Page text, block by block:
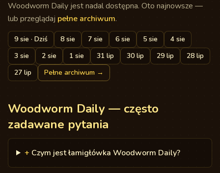
Woodworm Daily jest nadal dostępna. Oto najnowsze —
lub przeglądaj pełne archiwum.
9 sie · Dziś 8 sie 7 sie 6 sie 5 sie
4 sie
3 sie
2 sie 1 sie 31 lip 30 lip 29 lip
28 lip
27 lip
Pełne archiwum →
Woodworm Daily — często
zadawane pytania
+ Czym jest łamigłówka Woodworm Daily?